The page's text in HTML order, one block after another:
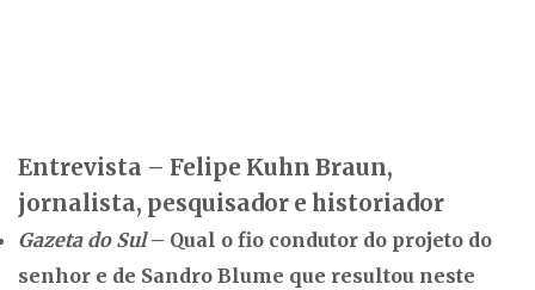
Entrevista – Felipe Kuhn Braun,
jornalista, pesquisador e historiador
Gazeta do Sul– Qual o fio condutor do projeto do
senhor e de Sandro Blume que resultou neste